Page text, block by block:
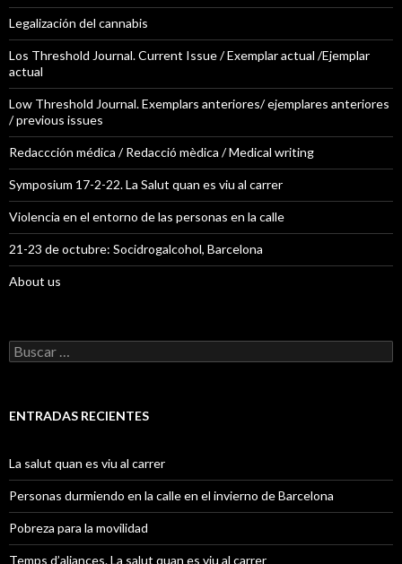
Legalización del cannabis
Los Threshold Journal. Current Issue / Exemplar actual /Ejemplar
actual
Low Threshold Journal. Exemplars anteriores/ ejemplares anteriores
/ previous issues
Redaccción médica / Redacció mèdica / Medical writing
Symposium 17-2-22. La Salut quan es viu al carrer
Violencia en el entorno de las personas en la calle
21-23 de octubre: Socidrogalcohol, Barcelona
About us
B
u
a
ENTRADAS RECIENTES
La salut quan es viu al carrer
Personas durmiendo en la calle en el invierno de Barcelona
Pobreza para la movilidad
Temps d’aliances. La salut quan es viu al carrer